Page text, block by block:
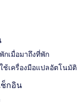
เมื่อมาถึงที่พัก
เครื่องมือแปลอัตโนมัติ
ช็กอิน